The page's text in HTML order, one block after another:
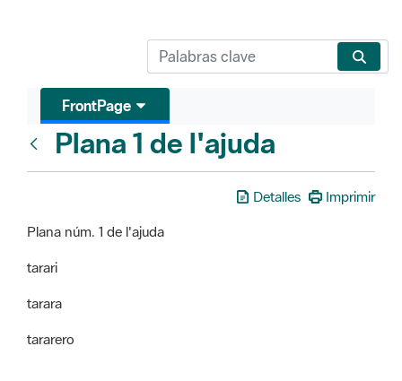
FrontPage
Plana 1 de l'ajuda
Detalles
Imprimir
Plana núm. 1 de l'ajuda
tarari
tarara
tararero